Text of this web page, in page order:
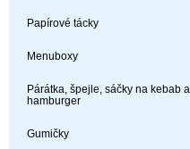
Papírové tácky
Menuboxy
Párátka, špejle, sáčky na kebab a
hamburger
Gumičky